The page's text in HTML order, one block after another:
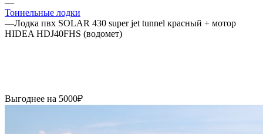
Тоннельные лодки
—Лодка пвх SOLAR 430 super jet tunnel красный + мотор
HIDEA HDJ40FHS (водомет)
Выгоднее на 5000₽